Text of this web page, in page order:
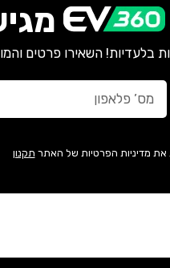
בלעדיות! השאירו פרטים
את מדיניות הפרטיות של האתר תקנון